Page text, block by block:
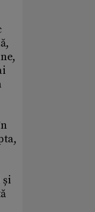
și